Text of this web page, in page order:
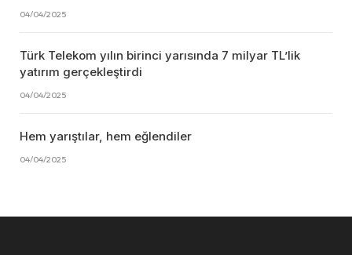
04/04/2025
Türk Telekom yılın birinci yarısında 7 milyar TL’lik
yatırım gerçekleştirdi
04/04/2025
Hem yarıştılar, hem eğlendiler
04/04/2025